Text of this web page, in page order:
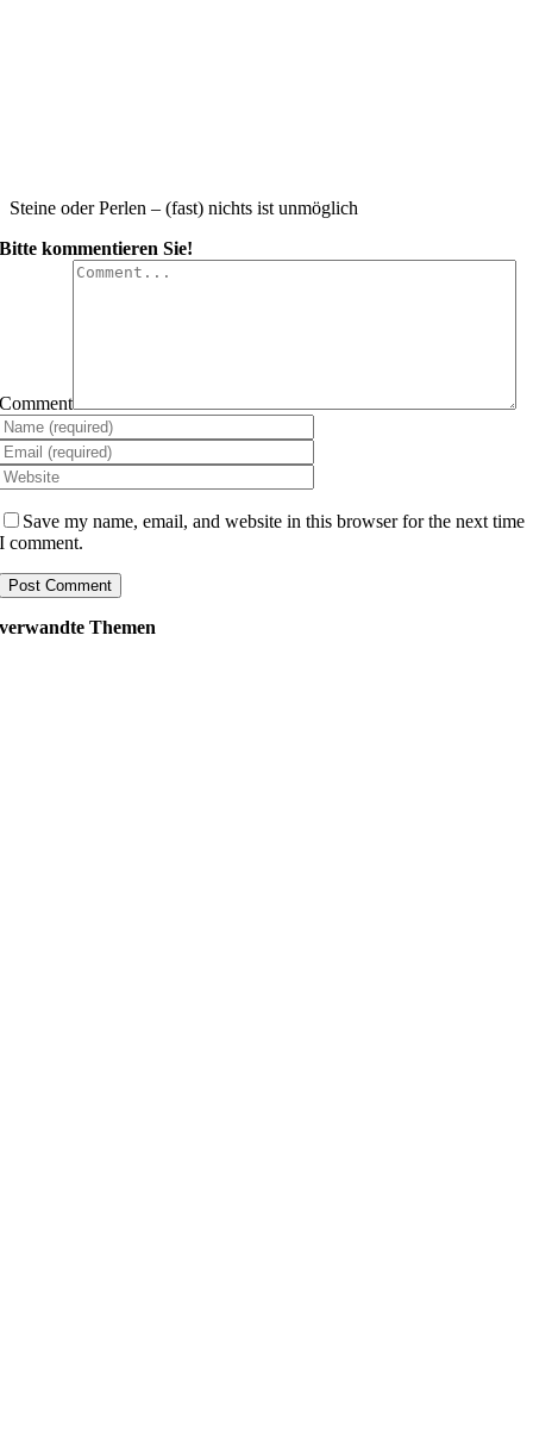
Steine oder Perlen – (fast) nichts ist unmöglich
Bitte kommentieren Sie!
Comment
Save my name, email, and website in this browser for the next time
I comment.
verwandte Themen